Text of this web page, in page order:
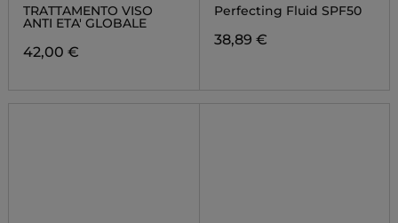
TRATTAMENTO VISO
ANTI ETA' GLOBALE
42,00 €
Perfecting Fluid SPF50
38,89 €